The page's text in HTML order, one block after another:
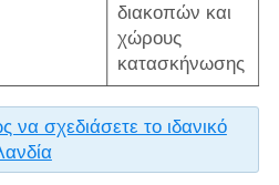
διακοπών και
χώρους
κατασκήνωσης
να σχεδιάσετε το ιδανικό